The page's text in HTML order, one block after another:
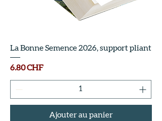
La Bonne Semence 2026, support pliant
Prix
6.80 CHF
Ajouter au panier